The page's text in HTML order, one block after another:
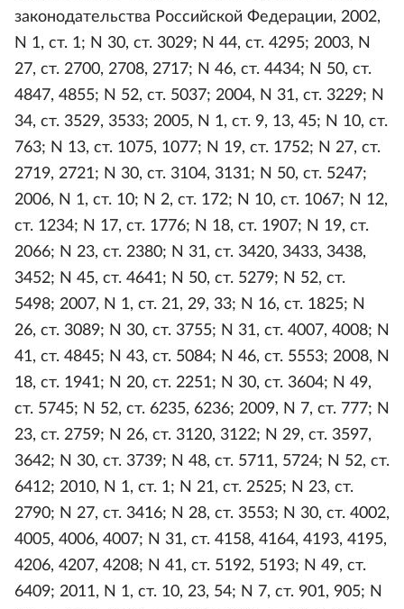
законодательства Российской Федерации, 2002,
N 1, ст. 1; N 30, ст. 3029; N 44, ст. 4295; 2003, N
27, ст. 2700, 2708, 2717; N 46, ст. 4434; N 50, ст.
4847, 4855; N 52, ст. 5037; 2004, N 31, ст. 3229; N
34, ст. 3529, 3533; 2005, N 1, ст. 9, 13, 45; N 10, ст.
763; N 13, ст. 1075, 1077; N 19, ст. 1752; N 27, ст.
2719, 2721; N 30, ст. 3104, 3131; N 50, ст. 5247;
2006, N 1, ст. 10; N 2, ст. 172; N 10, ст. 1067; N 12,
ст. 1234; N 17, ст. 1776; N 18, ст. 1907; N 19, ст.
2066; N 23, ст. 2380; N 31, ст. 3420, 3433, 3438,
3452; N 45, ст. 4641; N 50, ст. 5279; N 52, ст.
5498; 2007, N 1, ст. 21, 29, 33; N 16, ст. 1825; N
26, ст. 3089; N 30, ст. 3755; N 31, ст. 4007, 4008; N
41, ст. 4845; N 43, ст. 5084; N 46, ст. 5553; 2008, N
18, ст. 1941; N 20, ст. 2251; N 30, ст. 3604; N 49,
ст. 5745; N 52, ст. 6235, 6236; 2009, N 7, ст. 777; N
23, ст. 2759; N 26, ст. 3120, 3122; N 29, ст. 3597,
3642; N 30, ст. 3739; N 48, ст. 5711, 5724; N 52, ст.
6412; 2010, N 1, ст. 1; N 21, ст. 2525; N 23, ст.
2790; N 27, ст. 3416; N 28, ст. 3553; N 30, ст. 4002,
4005, 4006, 4007; N 31, ст. 4158, 4164, 4193, 4195,
4206, 4207, 4208; N 41, ст. 5192, 5193; N 49, ст.
6409; 2011, N 1, ст. 10, 23, 54; N 7, ст. 901, 905; N